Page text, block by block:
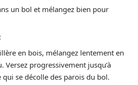
un bol et mélangez bien pour
:
en bois, mélangez lentement en
Versez progressivement jusqu’à
se décolle des parois du bol.